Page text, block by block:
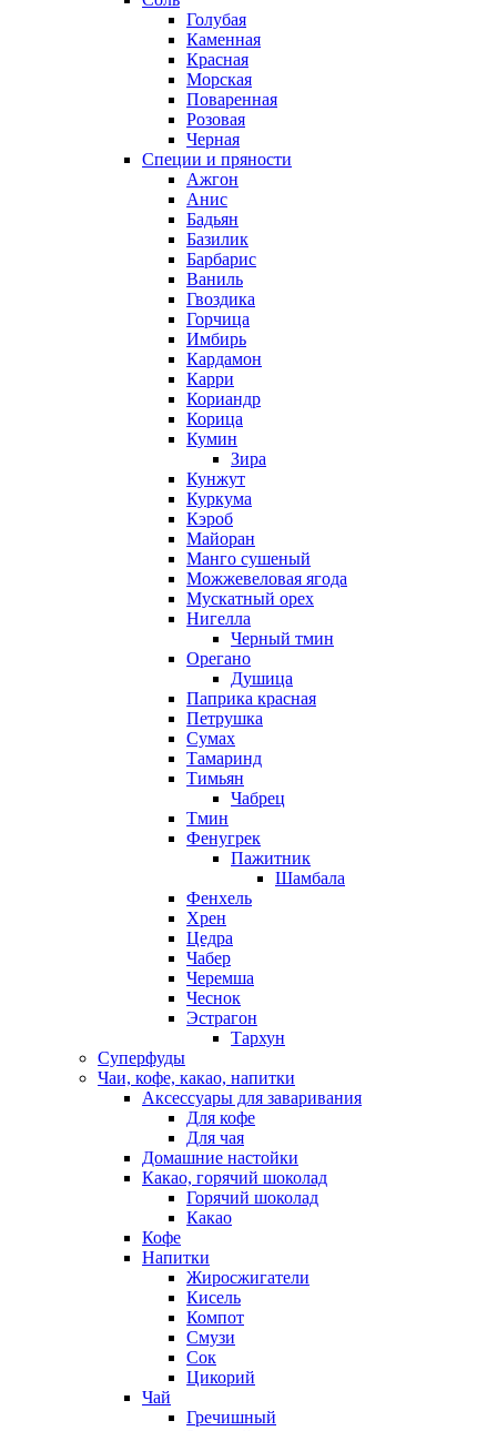
Голубая
Каменная
Красная
Морская
Поваренная
Розовая
Черная
Специи и пряности
Ажгон
Анис
Бадьян
Базилик
Барбарис
Ваниль
Гвоздика
Горчица
Имбирь
Кардамон
Карри
Кориандр
Корица
Кумин
Зира
Кунжут
Куркума
Кэроб
Майоран
Манго сушеный
Можжевеловая ягода
Мускатный орех
Нигелла
Черный тмин
Орегано
Душица
Паприка красная
Петрушка
Сумах
Тамаринд
Тимьян
Чабрец
Тмин
Фенугрек
Пажитник
Шамбала
Фенхель
Хрен
Цедра
Чабер
Черемша
Чеснок
Эстрагон
Тархун
Суперфуды
Чаи, кофе, какао, напитки
Аксессуары для заваривания
Для кофе
Для чая
Домашние настойки
Какао, горячий шоколад
Горячий шоколад
Какао
Кофе
Напитки
Жиросжигатели
Кисель
Компот
Смузи
Сок
Цикорий
Чай
Гречишный